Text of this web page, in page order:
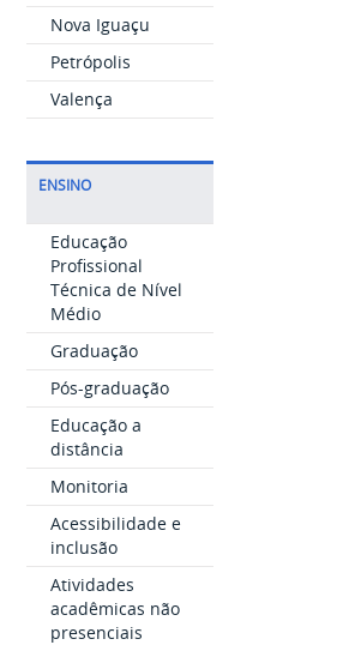
Nova Iguaçu
Petrópolis
Valença
ENSINO
Educação
Profissional
Técnica de Nível
Médio
Graduação
Pós-graduação
Educação a
distância
Monitoria
Acessibilidade e
inclusão
Atividades
acadêmicas não
presenciais